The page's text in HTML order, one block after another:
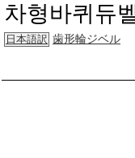
차형바퀴듀
日本語訳 歯形輪ジベル